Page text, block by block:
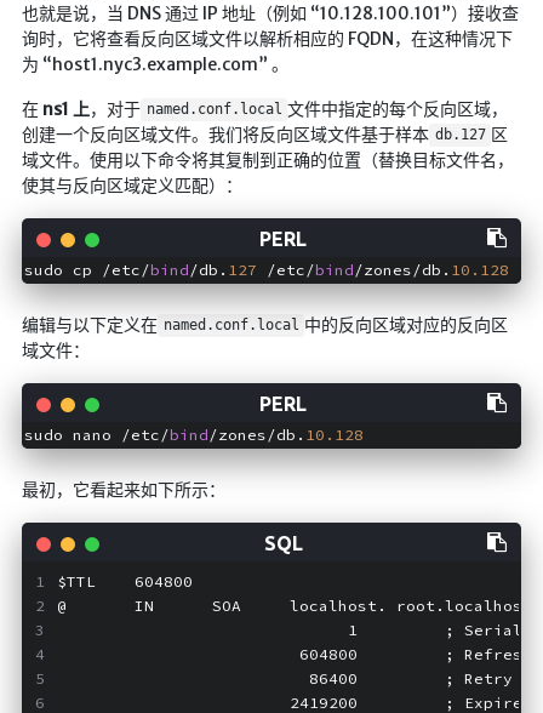
也就是说，当 DNS 通过 IP 地址（例如 “10.128.100.101”）接收查
询时，它将查看反向区域文件以解析相应的 FQDN，在这种情况下
为 “host1.nyc3.example.com” 。
在 ns1 上，对于 named.conf.local 文件中指定的每个反向区域，
创建一个反向区域文件。我们将反向区域文件基于样本 db.127 区
域文件。使用以下命令将其复制到正确的位置（替换目标文件名，
使其与反向区域定义匹配）：
sudo cp /etc/bind/db. 127 /etc/bind/zones/db. 10.128
编辑与以下定义在 named.conf.local 中的反向区域对应的反向区
域文件：
sudo nano /etc/bind/zones/db. 10.128
最初，它看起来如下所示：
$TTL    604800
@       IN      SOA     localhost.
                              1         ; Serial
                         604800         ; Refresh
                          86400         ; Retry
                        2419200         ; Expire